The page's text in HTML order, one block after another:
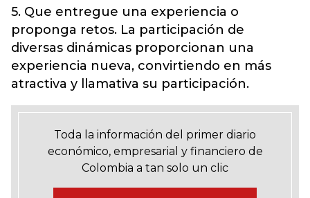
5. Que entregue una experiencia o
proponga retos. La participación de
diversas dinámicas proporcionan una
experiencia nueva, convirtiendo en más
atractiva y llamativa su participación.
Toda la información del primer diario
económico, empresarial y financiero de
Colombia a tan solo un clic